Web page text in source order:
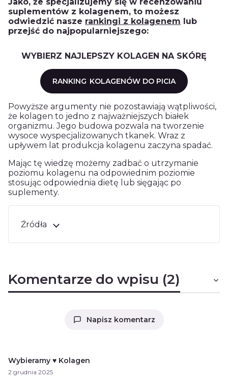
suplementów z kolagenem, to możesz
odwiedzić nasze rankingi z kolagenem lub
przejść do najpopularniejszego:
WYBIERZ NAJLEPSZY KOLAGEN NA SKÓRĘ
RANKING KOLAGENÓW DO PICIA
Powyższe argumenty nie pozostawiają wątpliwości,
że kolagen to jedno z najważniejszych białek
organizmu. Jego budowa pozwala na tworzenie
wysoce wyspecjalizowanych tkanek. Wraz z
upływem lat produkcja kolagenu zaczyna spadać.
Mając tę wiedzę możemy zadbać o utrzymanie
poziomu kolagenu na odpowiednim poziomie
stosując odpowiednia dietę lub sięgając po
suplementy.
Źródła
Komentarze do wpisu (2)
Napisz komentarz
Wybieramy ♥ Kolagen
2 grudnia 2025